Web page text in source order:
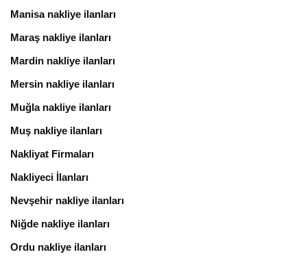
Manisa nakliye ilanları
Maraş nakliye ilanları
Mardin nakliye ilanları
Mersin nakliye ilanları
Muğla nakliye ilanları
Muş nakliye ilanları
Nakliyat Firmaları
Nakliyeci İlanları
Nevşehir nakliye ilanları
Niğde nakliye ilanları
Ordu nakliye ilanları